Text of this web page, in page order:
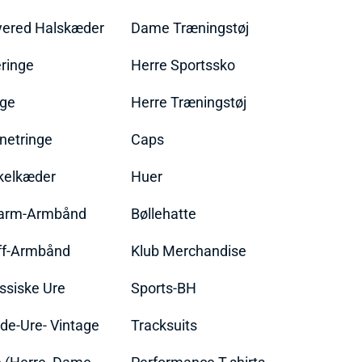
Halskæder
Armbånd
Armbånd
Ure
Ure- Vintage
Dame Træningstøj
Herre Sportssko
Herre Træningstøj
Caps
Huer
Bøllehatte
Klub Merchandise
Sports-BH
Tracksuits